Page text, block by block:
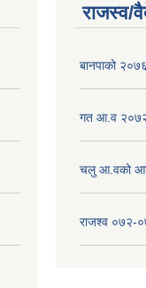
राजस्व/
बानपाको
गत आ.व
चलु आ.वको
राजश्व ०७२-